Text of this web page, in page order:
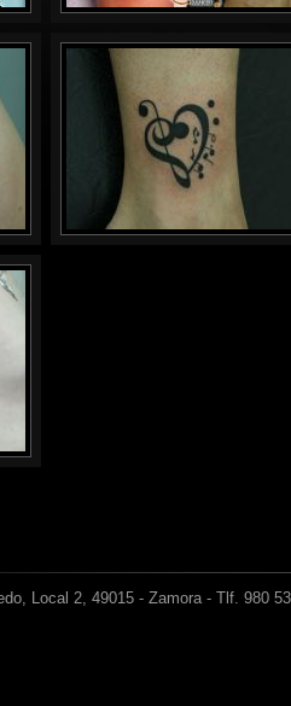
Local 2, 49015 - Zamora - Tlf. 980